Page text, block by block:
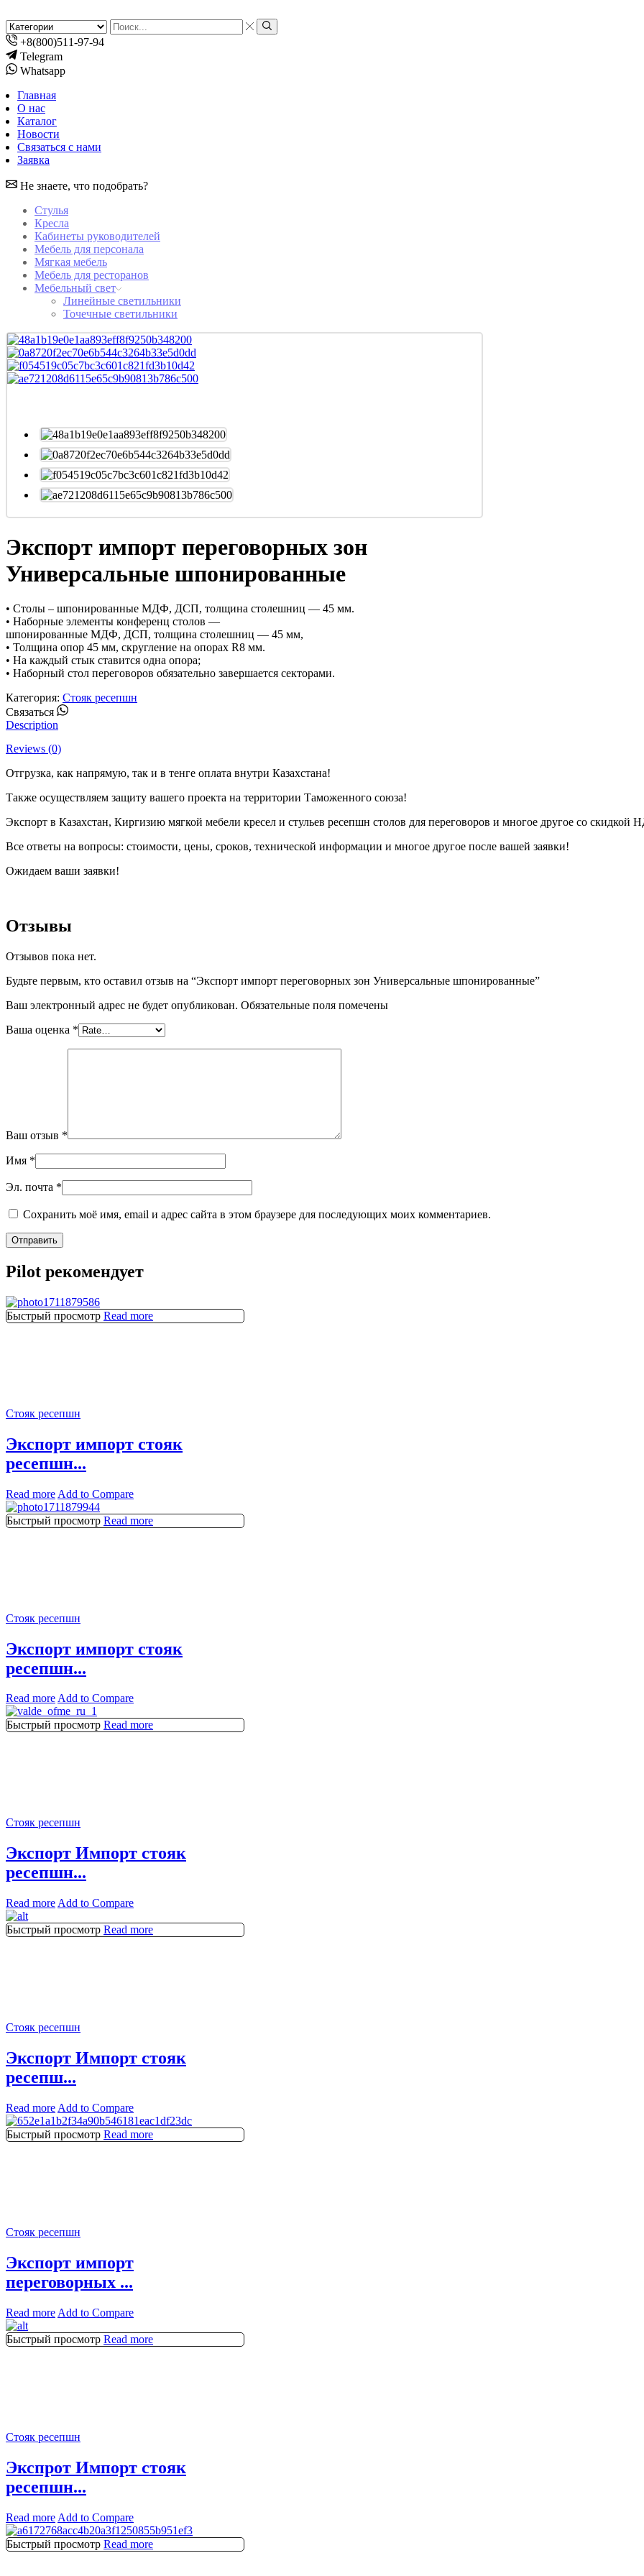
Search
input
Search
+8(800)511-97-94
Telegram
Whatsapp
Главная
О нас
Каталог
Новости
Связаться с нами
Заявка
Не знаете, что подобрать?
Стулья
Кресла
Кабинеты руководителей
Мебель для персонала
Мягкая мебель
Мебель для ресторанов
Мебельный свет
Линейные светильники
Точечные светильники
Экспорт импорт переговорных зон
Универсальные шпонированные
• Столы – шпонированные МДФ, ДСП, толщина столешниц — 45 мм.
• Наборные элементы конференц столов —
шпонированные МДФ, ДСП, толщина столешниц — 45 мм,
• Толщина опор 45 мм, скругление на опорах R8 мм.
• На каждый стык ставится одна опора;
• Наборный стол переговоров обязательно завершается секторами.
Категория: Стояк ресепшн
Связаться Whatsapp
Description
Reviews (0)
Отгрузка, как напрямую, так и в тенге оплата внутри Казахстана!
Также осуществляем защиту вашего проекта на территории Таможенного союза!
Экспорт в Казахстан, Киргизию мягкой мебели кресел и стульев ресепшн столов для переговоров и многое другое со скидкой
Все ответы на вопросы: стоимости, цены, сроков, технической информации и многое другое после вашей заявки!
Ожидаем ваши заявки!
Отзывы
Отзывов пока нет.
Будьте первым, кто оставил отзыв на “Экспорт импорт переговорных зон Универсальные шпонированные”
Ваш электронный адрес не будет опубликован. Обязательные поля помечены
Ваша оценка *
Ваш отзыв *
Имя *
Эл. почта *
Сохранить моё имя, email и адрес сайта в этом браузере для последующих моих комментариев.
Pilot рекомендует
Быстрый просмотр Read more
Стояк ресепшн
Экспорт импорт стояк
ресепшн...
Read more Add to Compare
Быстрый просмотр Read more
Стояк ресепшн
Экспорт импорт стояк
ресепшн...
Read moreAdd to Compare
Быстрый просмотр Read more
Стояк ресепшн
Экспорт Импорт стояк
ресепшн...
Read more Add to Compare
Быстрый просмотр Read more
Стояк ресепшн
Экспорт Импорт стояк
ресепш...
Read more Add to Compare
Быстрый просмотр Read more
Стояк ресепшн
Экспорт импорт
переговорных ...
Read more Add to Compare
Быстрый просмотр Read more
Стояк ресепшн
Экспрот Импорт стояк
ресепшн...
Read more Add to Compare
Быстрый просмотр Read more